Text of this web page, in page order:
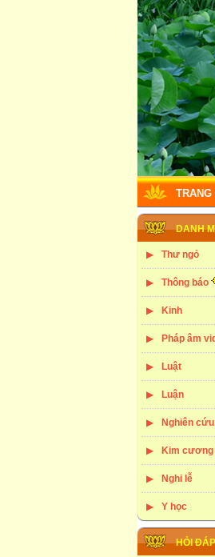
TRANG
DANH
Thư ngỏ
Thông báo
Kinh
Pháp âm
Luật
Luận
Nghiên
Kim
Nghi lễ
Y học
HỎI ĐÁP